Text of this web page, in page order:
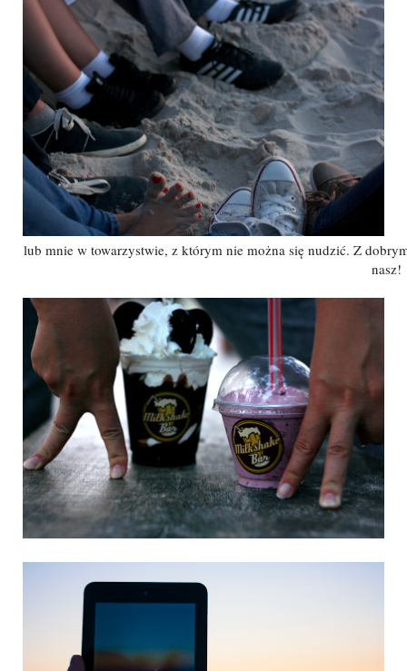
lub mnie w towarzystwie, z którym nie można się nudzić. Z
nasz!